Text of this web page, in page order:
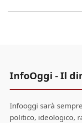
InfoOggi - Il
Infooggi sarà
politico, ideologico,